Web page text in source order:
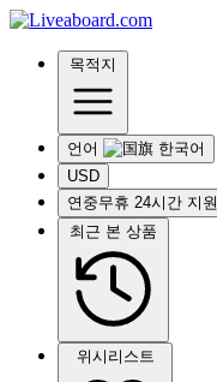
목적지
언어
USD
연중무휴 24시간 지원
최근 본 상품
위시리스트